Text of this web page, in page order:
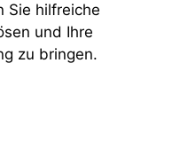
Sie hilfreiche
und Ihre
zu bringen.